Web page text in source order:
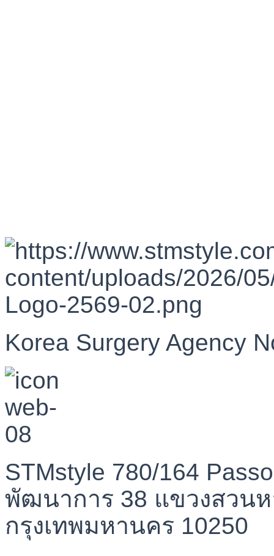
Korea Surgery Agency
STMstyle 780/164
พัฒนาการ 38 แขวงสวน
กรุงเทพมหานคร 10250